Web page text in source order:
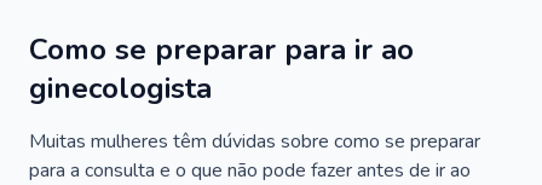
Como se preparar para ir ao
ginecologista
Muitas mulheres têm dúvidas sobre como se preparar
para a consulta e o que não pode fazer antes de ir ao